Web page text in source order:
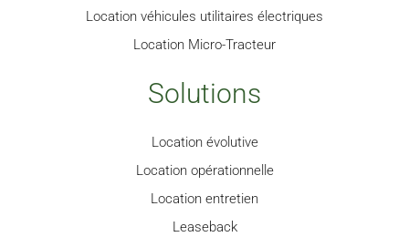
Location véhicules utilitaires électriques
Location Micro-Tracteur
Solutions
Location évolutive
Location opérationnelle
Location entretien
Leaseback